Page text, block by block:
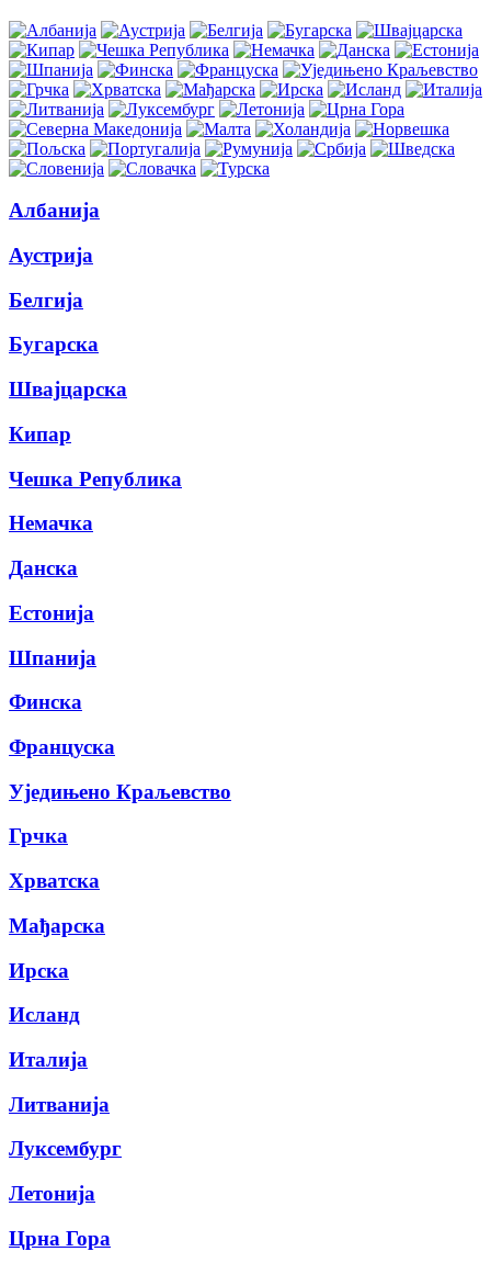
Албанија
Аустрија
Белгија
Бугарска
Швајцарска
Кипар
Чешка Република
Немачка
Данска
Естонија
Шпанија
Финска
Француска
Уједињено Краљевство
Грчка
Хрватска
Мађарска
Ирска
Исланд
Италија
Литванија
Луксембург
Летонија
Црна Гора